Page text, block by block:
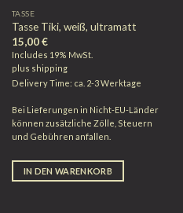
TASSE
Tasse Tiki, weiß, ultramatt
15,00€
Includes 19% MwSt.
plus shipping
Delivery Time: ca. 2-3 Werktage
Bei Lieferungen in Nicht-EU-Länder
können zusätzliche Zölle, Steuern
und Gebühren anfallen.
IN DEN WARENKORB